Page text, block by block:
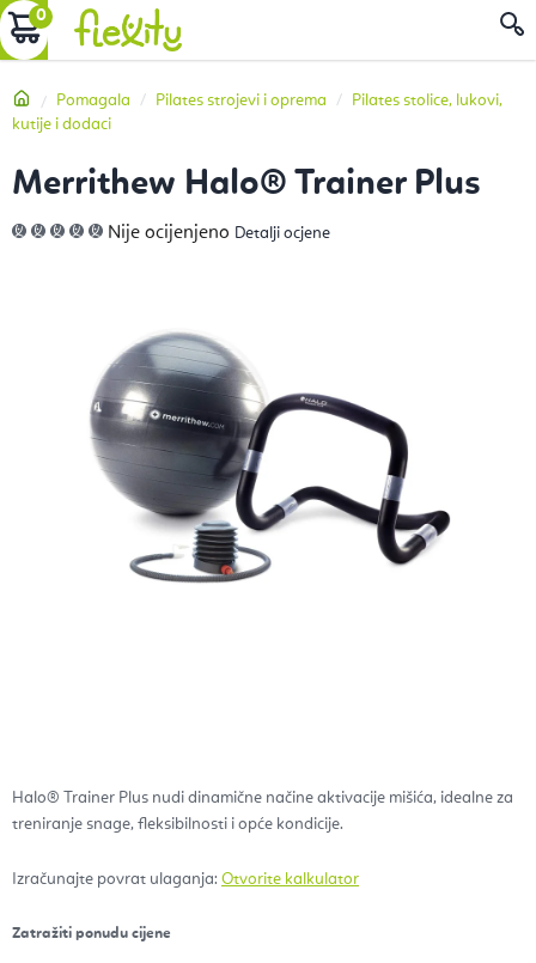
Preskoči
na
KOŠARICA
Početna
Pomagala Pilates strojevi i oprema
Pilates stolice, lukovi,
kutije i dodaci
Halo® Trainer Plus nudi dinamične načine aktivacije mišića, idealne za
treniranje snage, fleksibilnosti i opće kondicije.
Izračunajte povrat ulaganja: Otvorite kalkulator
Zatražiti ponudu cijene
Merrithew Halo® Trainer Plus
Prosječna
ocjena
Nije ocijenjeno Detalji ocjene